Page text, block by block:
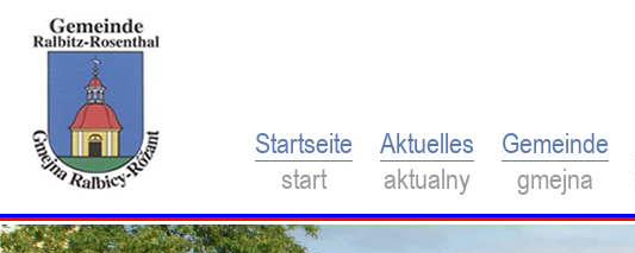
Startseite
start
Aktuelles
aktualny
Gemeinde
gmejna